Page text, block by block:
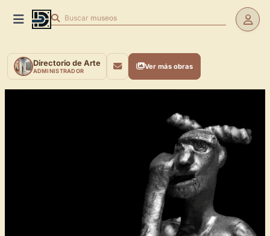
Buscar museos
Directorio de Arte
ADMINISTRADOR
Ver más obras